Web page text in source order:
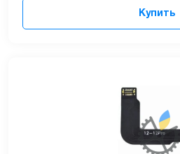
Купить